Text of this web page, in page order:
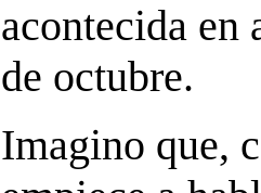
acontecida en
de octubre.
Imagino que,